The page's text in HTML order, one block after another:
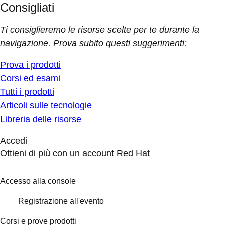
Consigliati
Ti consiglieremo le risorse scelte per te durante la
navigazione. Prova subito questi suggerimenti:
Prova i prodotti
Corsi ed esami
Tutti i prodotti
Articoli sulle tecnologie
Libreria delle risorse
Accedi
Ottieni di più con un account Red Hat
Accesso alla console
Registrazione all'evento
Corsi e prove prodotti